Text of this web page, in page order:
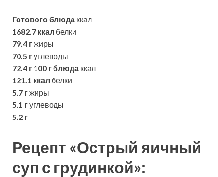
Готового блюда ккал
1682.7 ккал белки
79.4 гжиры
70.5 гуглеводы
72.4 г 100 г блюда ккал
121.1 ккал белки
5.7 гжиры
5.1 гуглеводы
5.2 г
Рецепт «Острый яичный
суп с грудинкой»: